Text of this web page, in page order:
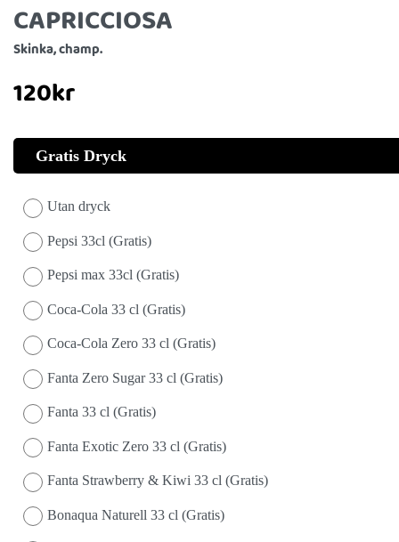
CAPRICCIOSA
Skinka, champ.
120kr
Gratis Dryck
Utan dryck
Pepsi 33cl (Gratis)
Pepsi max 33cl (Gratis)
Coca-Cola 33 cl (Gratis)
Coca-Cola Zero 33 cl (Gratis)
Fanta Zero Sugar 33 cl (Gratis)
Fanta 33 cl (Gratis)
Fanta Exotic Zero 33 cl (Gratis)
Fanta Strawberry & Kiwi 33 cl (Gratis)
Bonaqua Naturell 33 cl (Gratis)